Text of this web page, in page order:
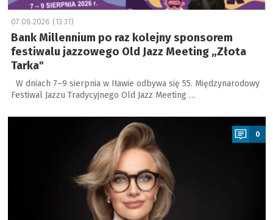
07.08.2026 (13:31)
Bank Millennium po raz kolejny sponsorem
festiwalu jazzowego Old Jazz Meeting „Złota
Tarka"
W dniach 7–9 sierpnia w Iławie odbywa się 55. Międzynarodowy
Festiwal Jazzu Tradycyjnego Old Jazz Meeting …
a
0